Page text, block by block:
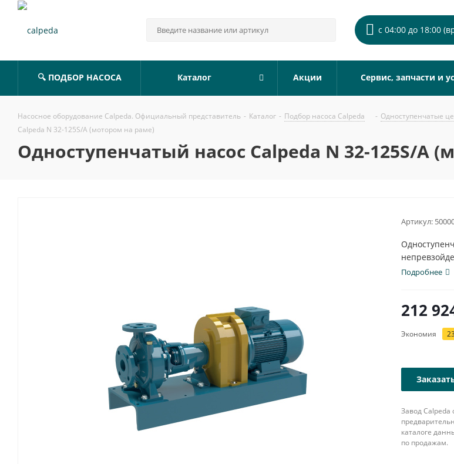
с 04:00 до 18:00
🔍 ПОДБОР НАСОСА Каталог Акции Сервис, запчасти и
Насосное оборудование Calpeda. Официальный представитель - Каталог - Подбор насоса Calpeda - Одноступенчатые
Calpeda N 32-125S/A (мотором на раме)
Одноступенчатый насос Calpeda N 32-125S/A
Артикул:
популярна в
Подробнее
212
Экономия
Завод Calpeda
каталоге
по продажам.